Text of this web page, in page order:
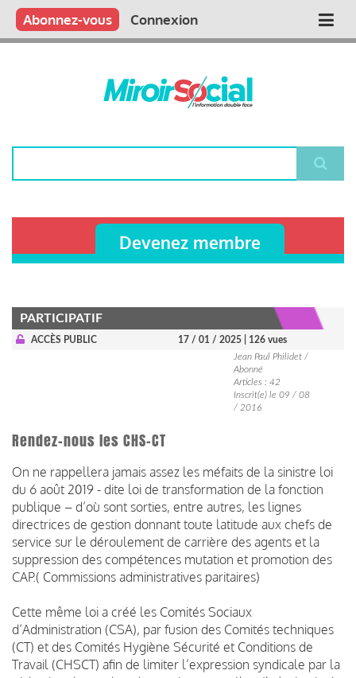
Aller
contenu
Main
Qui sommes nous ?
Vous publiez
Nous publions
Contactez-nous
Abonnez-vous Connexion
Devenez membre
PARTICIPATIF
ACCÈS PUBLIC 17 / 01 / 2025
| 126 vues
Jean Paul Philidet /
Abonné
Articles : 42
Inscrit(e) le 09 / 08
/ 2016
Rendez-nous les CHS-CT
On ne rappellera jamais assez les méfaits de la sinistre loi
du 6 août 2019 - dite loi de transformation de la fonction
publique – d’où sont sorties, entre autres, les lignes
directrices de gestion donnant toute latitude aux chefs de
service sur le déroulement de carrière des agents et la
suppression des compétences mutation et promotion des
CAP.( Commissions administratives paritaires)
Cette même loi a créé les Comités Sociaux
d’Administration (CSA), par fusion des Comités techniques
(CT) et des Comités Hygiène Sécurité et Conditions de
Travail (CHSCT) afin de limiter l’expression syndicale par la